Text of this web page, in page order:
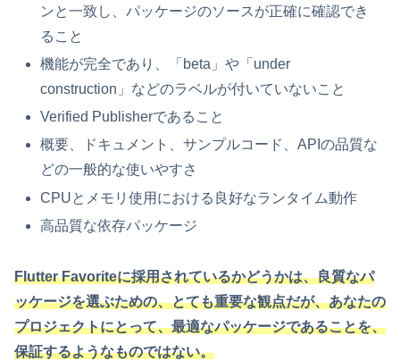
ンと一致し、パッケージのソースが正確に確認でき
ること
機能が完全であり、「beta」や「under
construction」などのラベルが付いていないこと
Verified Publisherであること
概要、ドキュメント、サンプルコード、APIの品質な
どの一般的な使いやすさ
CPUとメモリ使用における良好なランタイム動作
高品質な依存パッケージ
Flutter Favoriteに採用されているかどうかは、良質なパ
ッケージを選ぶための、とても重要な観点だが、あなたの
プロジェクトにとって、最適なパッケージであることを、
保証するようなものではない。